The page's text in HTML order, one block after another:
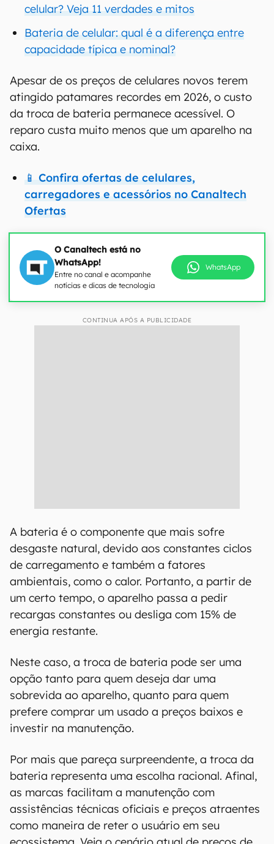
celular? Veja 11 verdades e mitos
Bateria de celular: qual é a diferença entre
capacidade típica e nominal?
Apesar de os preços de celulares novos terem
atingido patamares recordes em 2026, o custo
da troca de bateria permanece acessível. O
reparo custa muito menos que um aparelho na
caixa.
📱 Confira ofertas de celulares,
carregadores e acessórios no Canaltech
Ofertas
O Canaltech está no
WhatsApp!
Entre no canal e acompanhe
notícias e dicas de tecnologia
WhatsApp
CONTINUA APÓS A PUBLICIDADE
A bateria é o componente que mais sofre
desgaste natural, devido aos constantes ciclos
de carregamento e também a fatores
ambientais, como o calor. Portanto, a partir de
um certo tempo, o aparelho passa a pedir
recargas constantes ou desliga com 15% de
energia restante.
Neste caso, a troca de bateria pode ser uma
opção tanto para quem deseja dar uma
sobrevida ao aparelho, quanto para quem
prefere comprar um usado a preços baixos e
investir na manutenção.
Por mais que pareça surpreendente, a troca da
bateria representa uma escolha racional. Afinal,
as marcas facilitam a manutenção com
assistências técnicas oficiais e preços atraentes
como maneira de reter o usuário em seu